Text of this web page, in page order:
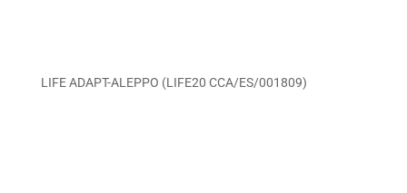
LIFE ADAPT-ALEPPO (LIFE20 CCA/ES/001809)